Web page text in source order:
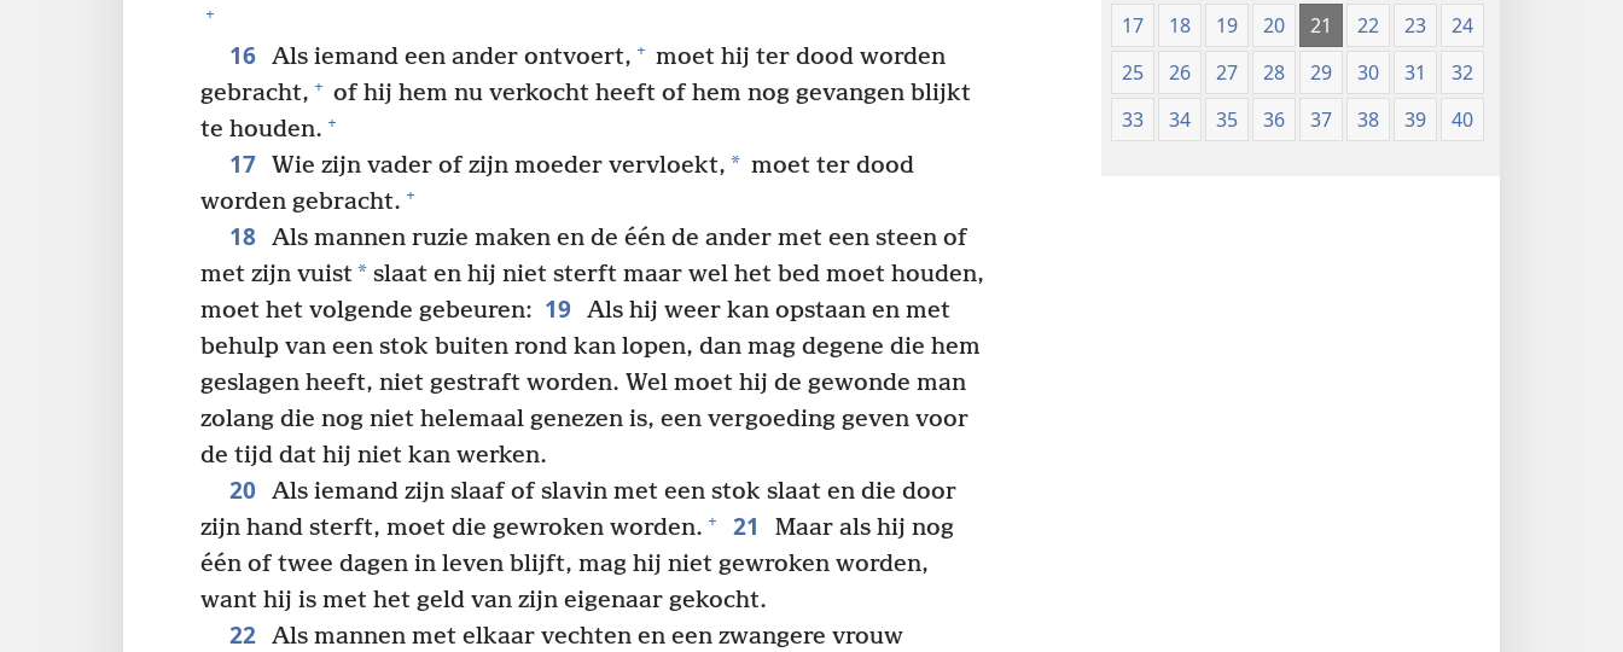
+
16 Als iemand een ander ontvoert, + moet hij ter dood worden
gebracht, + of hij hem nu verkocht heeft of hem nog gevangen blijkt
te houden. +
17 Wie zijn vader of zijn moeder vervloekt, * moet ter dood
worden gebracht. +
18 Als mannen ruzie maken en de één de ander met een steen of
met zijn vuist* slaat en hij niet sterft maar wel het bed moet houden,
moet het volgende gebeuren: 19 Als hij weer kan opstaan en met
behulp van een stok buiten rond kan lopen, dan mag degene die hem
geslagen heeft, niet gestraft worden. Wel moet hij de gewonde man
zolang die nog niet helemaal genezen is, een vergoeding geven voor
de tijd dat hij niet kan werken.
20 Als iemand zijn slaaf of slavin met een stok slaat en die door
zijn hand sterft, moet die gewroken worden. + 21
Maar als hij nog
één of twee dagen in leven blijft, mag hij niet gewroken worden,
want hij is met het geld van zijn eigenaar gekocht.
22 Als mannen met elkaar vechten en een zwangere vrouw
17
18 19 20 21 22 23
24
25
26 27 28 29 30 31
32
33
34 35 36 37 38 39 40